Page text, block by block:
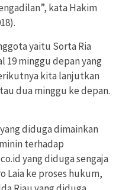
kata Hakim
yaitu Sorta Ria
19 minggu depan yang
kita lanjutkan
dua minggu ke depan.
diduga dimainkan
terhadap
yang diduga sengaja
Laia ke proses hukum,